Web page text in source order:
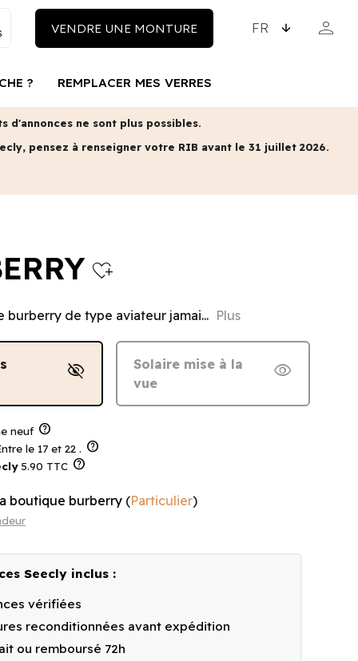
VENDRE UNE MONTURE person
? REMPLACER MES VERRES
d'annonces ne sont plus possibles.
pensez à renseigner votre RIB avant le 31 juillet 2026.
heart_plus
burberry de type aviateur jamai... Plus
visibility_off
Solaire mise à la
vue
visibility
neuf help
le 17 et 22 . help
5.90 TTC help
boutique burberry (Particulier)
Seecly inclus :
vérifiées
reconditionnées avant expédition
ou remboursé 72h